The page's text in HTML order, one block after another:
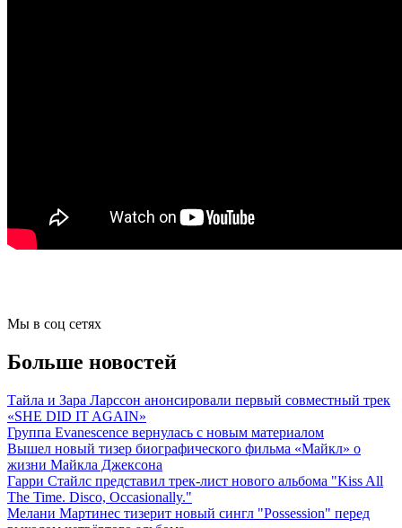
Мы в соц сетях
Больше новостей
Тайла и Зара Ларссон анонсировали первый совместный трек
«SHE DID IT AGAIN»
Группа Evanescence вернулась с новым материалом
Вышел новый тизер биографического фильма «Майкл» о
жизни Майкла Джексона
Гарри Стайлс представил трек-лист нового альбома "Kiss All
The Time. Disco, Occasionally."
Мелани Мартинес тизерит новый сингл "Possession" перед